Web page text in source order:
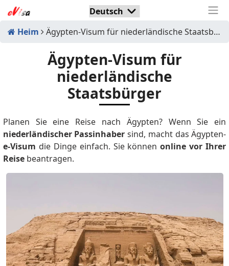
Heim Ägypten-Visum für niederländische Staatsbürger
Ägypten-Visum für
niederländische
Staatsbürger
Planen Sie eine Reise nach Ägypten? Wenn Sie ein
niederländischer Passinhaber sind, macht das Ägypten-
e-Visum die Dinge einfach. Sie könnenonline vor Ihrer
Reisebeantragen.